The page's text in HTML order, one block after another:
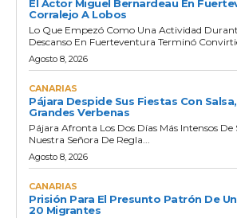
El Actor Miguel Bernardeau En
Corralejo A Lobos
Lo Que Empezó Como Una Actividad
Descanso En Fuerteventura Terminó
Agosto 8, 2026
CANARIAS
Pájara Despide Sus Fiestas Con
Grandes Verbenas
Pájara Afronta Los Dos Días Más Intensos De
Nuestra Señora De Regla...
Agosto 8, 2026
CANARIAS
Prisión Para El Presunto Patrón De
20 Migrantes